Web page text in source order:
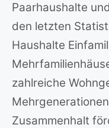
Paarhaushalte
den letzten
Haushalte
zahlreiche
Zusammenhalt